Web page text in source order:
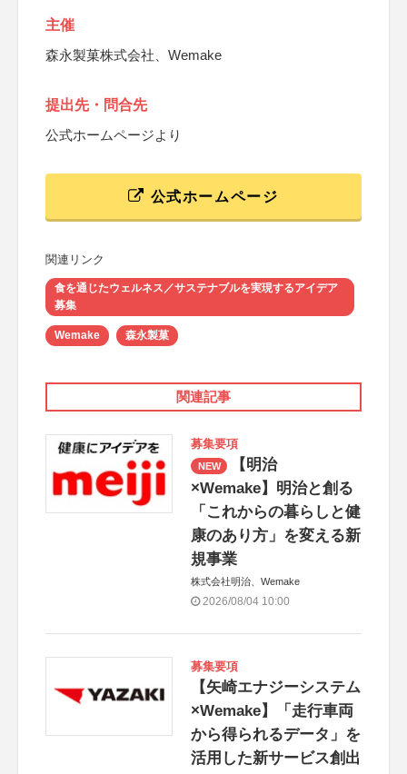
主催
森永製菓株式会社、Wemake
提出先・問合先
公式ホームページより
公式ホームページ
関連リンク
食を通じたウェルネス／サステナブルを実現するアイデア
募集
Wemake 森永製菓
関連記事
募集要項
NEW
【明治
×Wemake】明治と創る
「これからの暮らしと健
康のあり方」を変える新
規事業
株式会社明治、Wemake
2026/08/04 10:00
募集要項
【矢崎エナジーシステム
×Wemake】「走行車両
から得られるデータ」を
活用した新サービス創出